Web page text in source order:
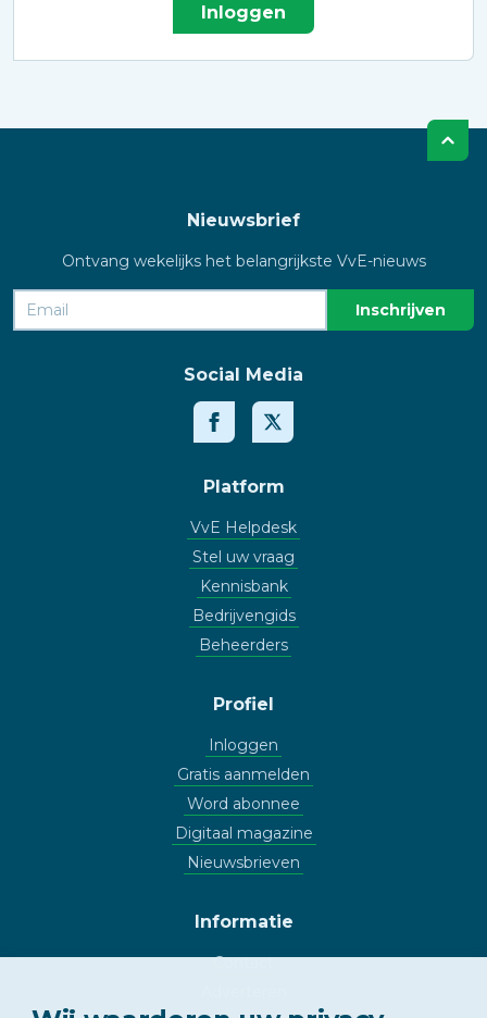
Inloggen
Nieuwsbrief
Ontvang wekelijks het belangrijkste VvE-nieuws
Social Media
Platform
VvE Helpdesk
Stel uw vraag
Kennisbank
Bedrijvengids
Beheerders
Profiel
Inloggen
Gratis aanmelden
Word abonnee
Digitaal magazine
Nieuwsbrieven
Informatie
Contact